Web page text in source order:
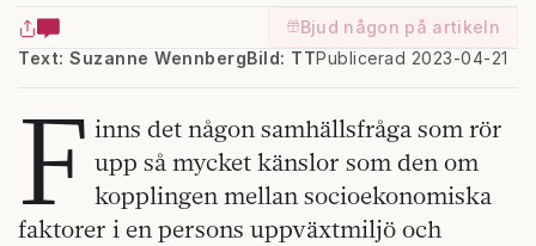
Bjud någon på artikeln
Text: Suzanne Wennberg
Publicerad 2023-04-21
Bild: TT
F inns det någon samhällsfråga som rör
upp så mycket känslor som den om
kopplingen mellan socioekonomiska
faktorer i en persons uppväxtmiljö och